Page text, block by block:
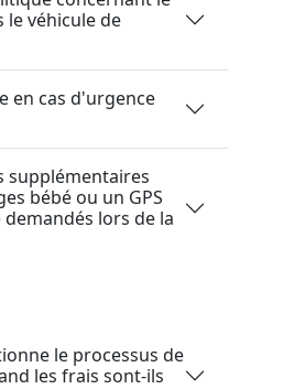
le véhicule de
en cas d'urgence
supplémentaires
bébé ou un GPS
lors de la
le processus de
les frais sont-ils